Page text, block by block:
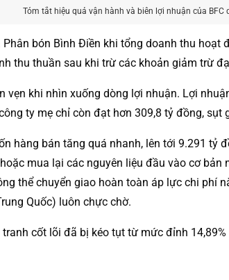
Tóm tắt hiệu quả vận hành và biên lợi nhuận của BFC
bón Bình Điền khi tổng doanh thu
thu thuần sau khi trừ các khoản giảm trừ
khi nhìn xuống dòng lợi nhuận. Lợi
ty mẹ chỉ còn đạt hơn 309,8 tỷ đồng,
hàng bán tăng quá nhanh, lên tới 9.291 tỷ
mua lại các nguyên liệu đầu vào cơ
thể chuyển giao hoàn toàn áp lực chi
Quốc) luôn chực chờ.
cốt lõi đã bị kéo tụt từ mức đỉnh